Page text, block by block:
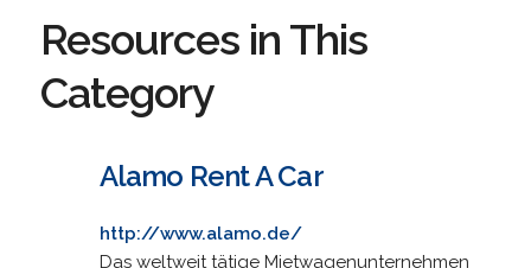
Resources in This
Category
Alamo Rent A Car
http://www.alamo.de/
Das weltweit tätige Mietwagenunternehmen